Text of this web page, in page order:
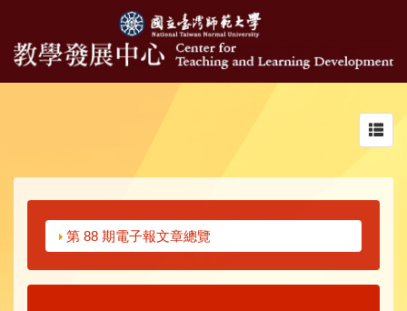
第 88 期電子報文章總覽